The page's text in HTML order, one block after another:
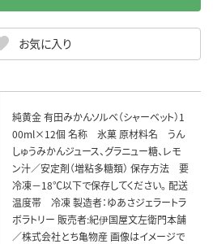
お気に入り
純黄金 有田みかんソルベ（シャーベット）1
00ml×12個 名称 氷菓 原材料名 うん
しゅうみかんジュース、グラニュー糖、レモ
ン汁／安定剤（増粘多糖類） 保存方法 要
冷凍－18℃以下で保存してください。 配送
温度帯 冷凍 製造者：ゆあさジェラートラ
ボラトリー 販売者:紀伊国屋文左衛門本舗
／株式会社とち亀物産 画像はイメージで